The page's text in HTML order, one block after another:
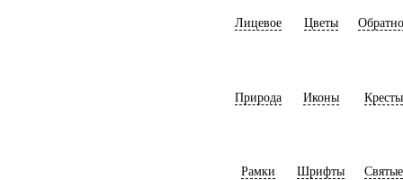
Лицевое Цветы
Природа Иконы Кресты
Рамки Шрифты Святые